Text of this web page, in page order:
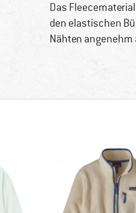
Das
den elastischen
Nähten angenehm